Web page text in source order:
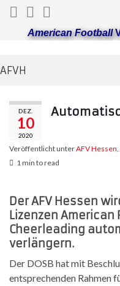
American Football
AFVH
DEZ.
10
2020
Veröffentlicht unterAFV Hessen,
1 min to read
Der AFV Hessen
Lizenzen
Cheerleading
verlängern.
Der DOSB hat mit
entsprechenden Rahmen